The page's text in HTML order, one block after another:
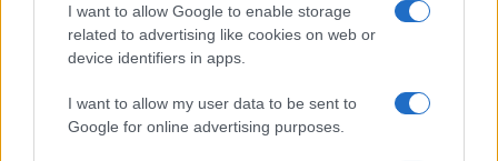
I want to allow Google to enable storage
related to advertising like cookies on web or
device identifiers in apps.
I want to allow my user data to be sent to
Google for online advertising purposes.
Hipernet a budapesti metrókon
Még gyorsabb mobilnet
NMHH: Mind a négy nyertes szolgáltatóval létrejött a